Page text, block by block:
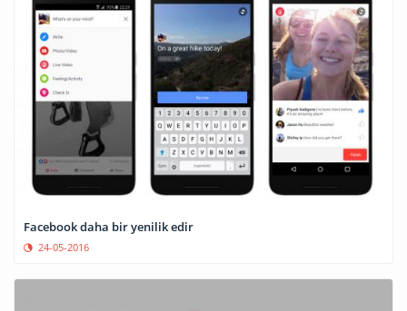
Facebook daha bir yenilik edir
24-05-2016